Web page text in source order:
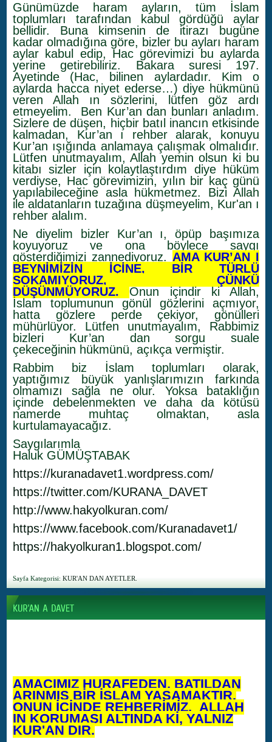
AMACIMIZ HURAFEDEN, BATILDAN
ARINMIŞ BİR İSLAM YAŞAMAKTIR.
ONUN İÇİNDE REHBERİMİZ, ALLAH
IN KORUMASI ALTINDA Kİ, YALNIZ
KUR'AN DIR.
Günümüzde haram ayların, tüm İslam
toplumları tarafından kabul gördüğü aylar
bellidir. Buna kimsenin de itirazı bugüne
kadar olmadığına göre, bizler bu ayları haram
aylar kabul edip, Hac görevimizi bu aylarda
yerine getirebiliriz. Bakara suresi 197.
Ayetinde (Hac, bilinen aylardadır. Kim o
aylarda hacca niyet ederse…) diye hükmünü
veren Allah ın sözlerini, lütfen göz ardı
etmeyelim. Ben Kur’an dan bunları anladım.
Sizlere de düşen, hiçbir batıl inancın etkisinde
kalmadan, Kur’an ı rehber alarak, konuyu
Kur’an ışığında anlamaya çalışmak olmalıdır.
Lütfen unutmayalım, Allah yemin olsun ki bu
kitabı sizler için kolaytlaştırdım diye hüküm
verdiyse, Hac görevimizin, yılın bir kaç günü
yapılabileceğine asla hükmetmez. Bizi Allah
ile aldatanların tuzağına düşmeyelim, Kur'an ı
rehber alalım.
Ne diyelim bizler Kur’an ı, öpüp başımıza
koyuyoruz ve ona böylece saygı
gösterdiğimizi zannediyoruz. AMA KUR’AN I
BEYNİMİZİN İÇİNE, BİR TÜRLÜ
SOKAMIYORUZ, ÇÜNKÜ
DÜŞÜNMÜYORUZ. Onun içindir ki Allah,
İslam toplumunun gönül gözlerini açmıyor,
hatta gözlere perde çekiyor, gönülleri
mühürlüyor. Lütfen unutmayalım, Rabbimiz
bizleri Kur’an dan sorgu suale
çekeceğinin hükmünü, açıkça vermiştir.
Rabbim biz İslam toplumları olarak,
yaptığımız büyük yanlışlarımızın farkında
olmamızı sağla ne olur. Yoksa bataklığın
içinde debelenmekten ve daha da kötüsü
namerde muhtaç olmaktan, asla
kurtulamayacağız.
Saygılarımla
Haluk GÜMÜŞTABAK
https://kuranadavet1.wordpress.com/
https://twitter.com/KURANA_DAVET
http://www.hakyolkuran.com/
https://www.facebook.com/Kuranadavet1/
https://hakyolkuran1.blogspot.com/
Sayfa Kategorisi: KUR'AN DAN AYETLER.